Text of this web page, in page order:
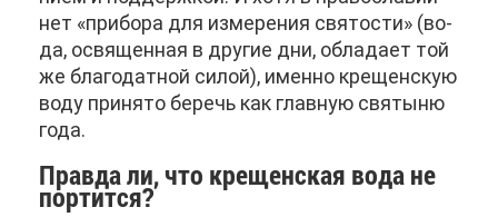
нет «при­бо­ра для из­ме­ре­ния свя­то­сти» (во­
да, освя­щен­ная в дру­гие дни, об­ла­да­ет той
же бла­го­дат­ной си­лой), имен­но кре­щен­скую
во­ду при­ня­то бе­речь как глав­ную свя­ты­ню
го­да.
Прав­да ли, что кре­щен­ская во­да не
пор­тит­ся?